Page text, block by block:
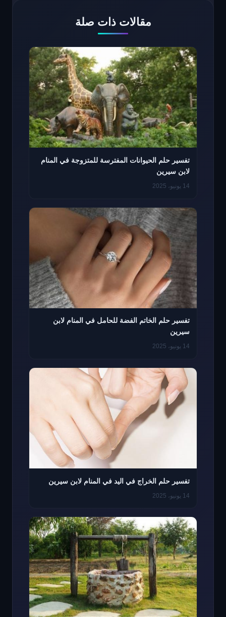
مقالات ذات صلة
تفسير حلم الحيوانات المفترسة للمتزوجة في المنام
لابن سيرين
14 يونيو، 2025
تفسير حلم الخاتم الفضة للحامل في المنام لابن
سيرين
14 يونيو، 2025
تفسير حلم الخراج في اليد في المنام لابن سيرين
14 يونيو، 2025